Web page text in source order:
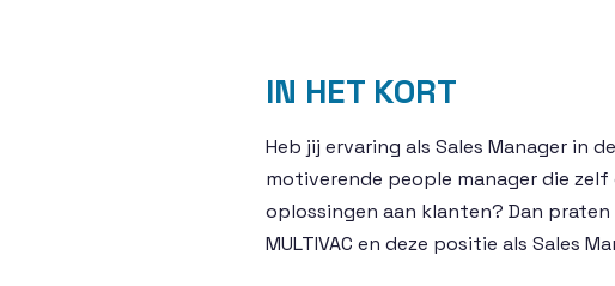
IN HET KORT
Heb jij ervaring als Sales Manager in
motiverende people manager die
oplossingen aan klanten? Dan
MULTIVAC en deze positie als Sales